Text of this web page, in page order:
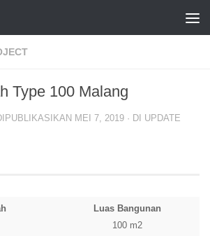
Type 100 Malang
MEI 7, 2019 · DI UPDATE
Luas Bangunan
100 m2